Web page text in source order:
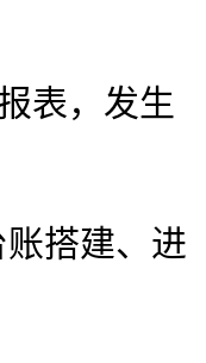
表，发生
搭建、进